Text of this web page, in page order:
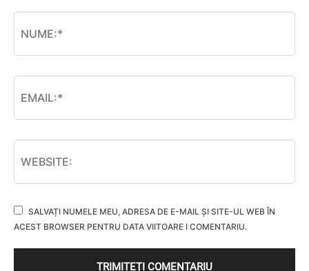
SALVAȚI NUMELE MEU, ADRESA DE E-MAIL ȘI SITE-UL WEB ÎN
ACEST BROWSER PENTRU DATA VIITOARE I COMENTARIU.